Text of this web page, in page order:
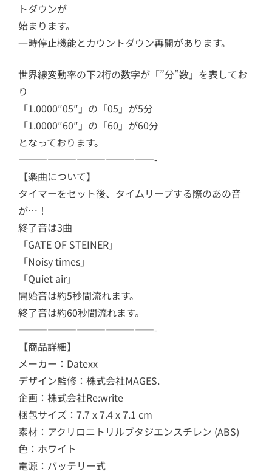
トダウンが
始まります。
一時停止機能とカウントダウン再開があります。
世界線変動率の下2桁の数字が「”分”数」を表してお
り
「1.0000″05″」の「05」が5分
「1.0000″60″」の「60」が60分
となっております。
——————————————-
【楽曲について】
タイマーをセット後、タイムリープする際のあの音
が…！
終了音は3曲
「GATE OF STEINER」
「Noisy times」
「Quiet air」
開始音は約5秒間流れます。
終了音は約60秒間流れます。
——————————————-
【商品詳細】
メーカー：Datexx
デザイン監修：株式会社MAGES.
企画：株式会社Re:write
梱包サイズ：7.7 x 7.4 x 7.1 cm
素材：アクリロニトリルブタジエンスチレン (ABS)
色：ホワイト
電源：バッテリー式